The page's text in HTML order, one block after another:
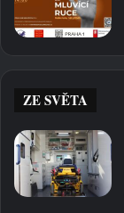
ZE SVĚTA